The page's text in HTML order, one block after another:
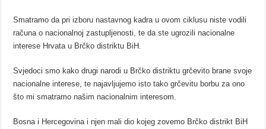
Smatramo da pri izboru nastavnog kadra u ovom ciklusu niste vodili
računa o nacionalnoj zastupljenosti, te da ste ugrozili nacionalne
interese Hrvata u Brčko distriktu BiH.
Svjedoci smo kako drugi narodi u Brčko distriktu grčevito brane svoje
nacionalne interese, te najavljujemo isto tako grčevitu borbu za ono
što mi smatramo našim nacionalnim interesom.
Bosna i Hercegovina i njen mali dio kojeg zovemo Brčko distrikt BiH